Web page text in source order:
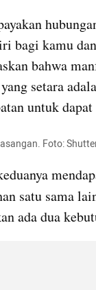
bagi kamu
bahwa
setara
untuk
Foto:
satu sama
ada dua